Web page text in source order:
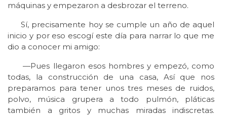
máquinas y empezaron a desbrozar el terreno.
Sí, precisamente hoy se cumple un año de aquel
inicio y por eso escogí este día para narrar lo que me
dio a conocer mi amigo:
—Pues llegaron esos hombres y empezó, como
todas, la construcción de una casa, Así que nos
preparamos para tener unos tres meses de ruidos,
polvo, música grupera a todo pulmón, pláticas
también a gritos y muchas miradas indiscretas.